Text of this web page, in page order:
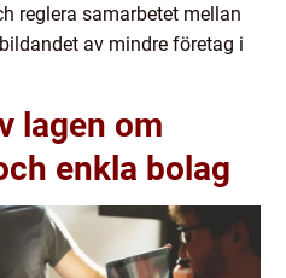
reglera samarbetet mellan
av mindre företag i
lagen om
enkla bolag